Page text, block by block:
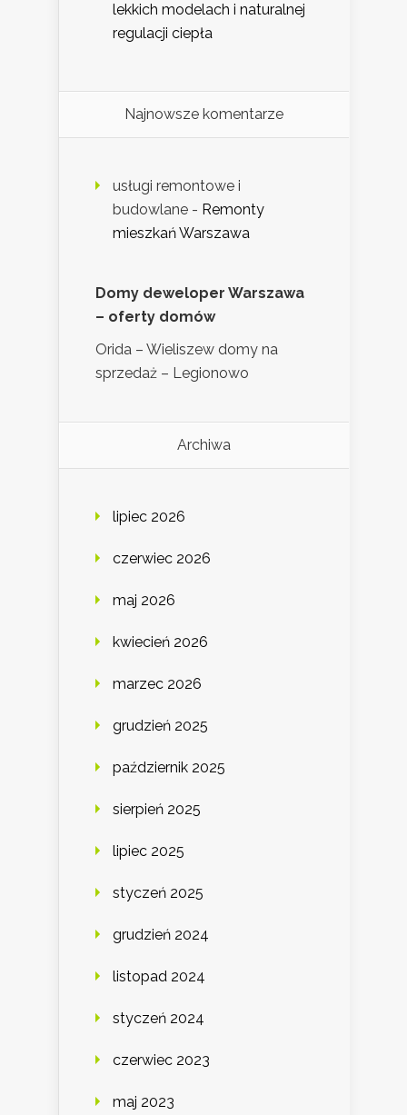
lekkich modelach i naturalnej
regulacji ciepła
Najnowsze komentarze
usługi remontowe i
budowlane - Remonty
mieszkań Warszawa
Domy deweloper Warszawa
– oferty domów
Orida – Wieliszew domy na
sprzedaż – Legionowo
Archiwa
lipiec 2026
czerwiec 2026
maj 2026
kwiecień 2026
marzec 2026
grudzień 2025
październik 2025
sierpień 2025
lipiec 2025
styczeń 2025
grudzień 2024
listopad 2024
styczeń 2024
czerwiec 2023
maj 2023